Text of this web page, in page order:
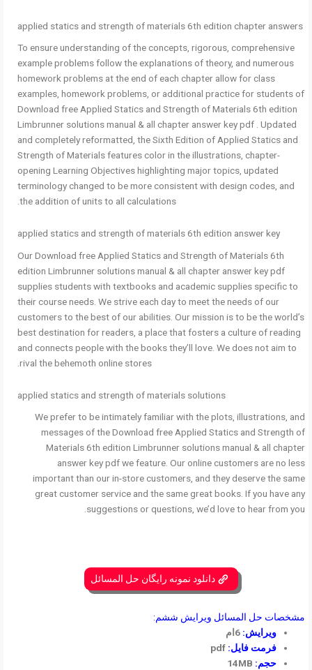
applied statics and strength of materials 6th edition chapter answers
To ensure understanding of the concepts, rigorous, comprehensive
example problems follow the explanations of theory, and numerous
homework problems at the end of each chapter allow for class
examples, homework problems, or additional practice for students of
Download free Applied Statics and Strength of Materials 6th edition
Limbrunner solutions manual & all chapter answer key pdf . Updated
and completely reformatted, the Sixth Edition of Applied Statics and
Strength of Materials features color in the illustrations, chapter-
opening Learning Objectives highlighting major topics, updated
terminology changed to be more consistent with design codes, and
the addition of units to all calculations.
applied statics and strength of materials 6th edition answer key
Our Download free Applied Statics and Strength of Materials 6th
edition Limbrunner solutions manual & all chapter answer key pdf
supplies students with textbooks and academic supplies specific to
their course needs. We strive each day to meet the needs of our
customers to the best of our abilities. Our mission is to be the world’s
best destination for readers, a place that fosters a culture of reading
and connects people with the books they’ll love. We does not aim to
rival the behemoth online stores.
applied statics and strength of materials solutions
We prefer to be intimately familiar with the plots, illustrations, and
messages of the Download free Applied Statics and Strength of
Materials 6th edition Limbrunner solutions manual & all chapter
answer key pdf we feature. Our online customers are no less
important than our in-store customers, and they deserve the same
great customer service and the same great books. If you have any
suggestions or questions, we’d love to hear from you.
دانلود نمونه رایگان حل المسائل
مشخصات حل المسائل ویرایش ششم:
ویرایش:6ام
فرمت فایل: pdf
حجم: